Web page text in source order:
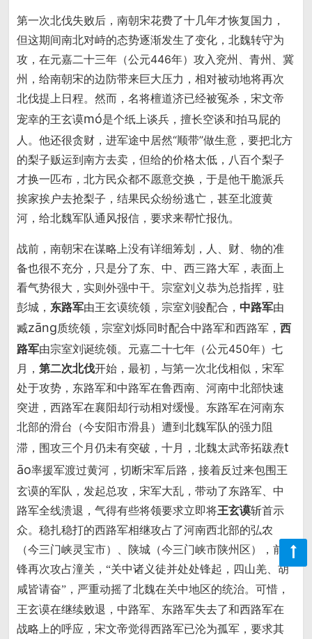
第一次北伐失败后，南朝宋花费了十几年才恢复国力，
但这期间南北对峙的态势逐渐发生了变化，北魏转守为
攻，在元嘉二十三年（公元446年）攻入兖州、青州、冀
州，给南朝宋的边防带来巨大压力，相对被动地将再次
北伐提上日程。然而，名将檀道济已经被冤杀，宋文帝
宠幸的王玄谟mó是个纸上谈兵，擅长空谈和拍马屁的
人。他还很贪财，进军途中居然“顺带”做生意，要把北方
的梨子贩运到南方去卖，但给的价格太低，八百个梨子
才换一匹布，北方民众都不愿意交换，于是他干脆派兵
挨家挨户去抢梨子，结果民众纷纷逃亡，甚至北渡黄
河，给北魏军队通风报信，要求来帮忙报仇。
战前，南朝宋在谋略上没有详细筹划，人、财、物的准
备也很不充分，只是分了东、中、西三路大军，表面上
看气势很大，实则外强中干。宗室刘义恭为总指挥，驻
彭城，东路军由王玄谟统领，宗室刘骏配合， 中路军由
臧zāng质统领，宗室刘烁同时配合中路军和西路军，西
路军由宗室刘诞统领。元嘉二十七年（公元450年）七
月，第二次北伐开始，最初，与第一次北伐相似，宋军
处于攻势，东路军和中路军在鲁西南、河南中北部快速
突进，西路军在襄阳却行动相对缓慢。东路军在河南东
北部的滑台（今安阳市滑县）遭到北魏军队的强力阻
滞，围攻三个月仍未有突破，十月，北魏太武帝拓跋焘t
āo率援军渡过黄河，切断宋军后路，接着反过来包围王
玄谟的军队，发起总攻，宋军大乱，带动了东路军、中
路军全线溃退，气得有些将领要求立即将王玄谟斩首示
众。稳扎稳打的西路军相继攻占了河南西北部的弘农
（今三门峡灵宝市）、陕城（今三门峡市陕州区），前
锋再次攻占潼关，“关中诸义徒并处处锋起，四山羌、胡
咸皆请奋” ，严重动摇了北魏在关中地区的统治。可惜，
王玄谟在继续败退，中路军、东路军失去了和西路军在
战略上的呼应，宋文帝觉得西路军已沦为孤军，要求其